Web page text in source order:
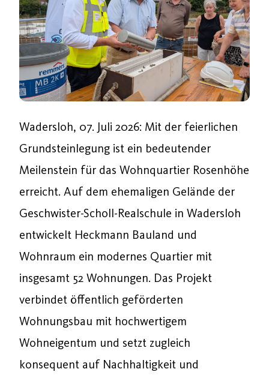
Wadersloh, 07. Juli 2026: Mit der feierlichen
Grundsteinlegung ist ein bedeutender
Meilenstein für das Wohnquartier Rosenhöhe
erreicht. Auf dem ehemaligen Gelände der
Geschwister-Scholl-Realschule in Wadersloh
entwickelt Heckmann Bauland und
Wohnraum ein modernes Quartier mit
insgesamt 52 Wohnungen. Das Projekt
verbindet öffentlich geförderten
Wohnungsbau mit hochwertigem
Wohneigentum und setzt zugleich
konsequent auf Nachhaltigkeit und